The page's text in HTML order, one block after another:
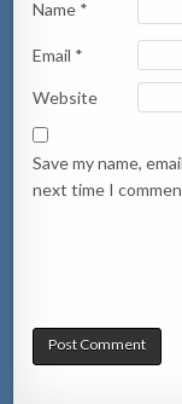
Name *
Email *
Website
Save my name,
next time I